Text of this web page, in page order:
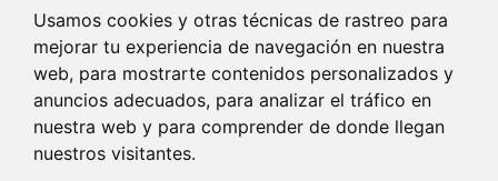
Usamos cookies y otras técnicas de rastreo para
mejorar tu experiencia de navegación en nuestra
web, para mostrarte contenidos personalizados y
anuncios adecuados, para analizar el tráfico en
nuestra web y para comprender de donde llegan
nuestros visitantes.
RECIBE NUESTRAS ÚLTIMAS NOVEDADES
Acepto la política de privacidad